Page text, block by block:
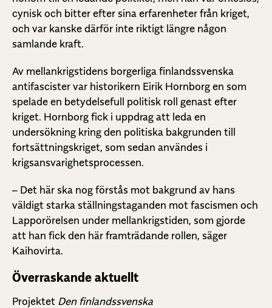
cynisk och bitter efter sina erfarenheter från kriget,
och var kanske därför inte riktigt längre någon
samlande kraft.
Av mellankrigstidens borgerliga finlandssvenska
antifascister var historikern Eirik Hornborg en som
spelade en betydelsefull politisk roll genast efter
kriget. Hornborg fick i uppdrag att leda en
undersökning kring den politiska bakgrunden till
fortsättningskriget, som sedan användes i
krigsansvarighetsprocessen.
– Det här ska nog förstås mot bakgrund av hans
väldigt starka ställningstaganden mot fascismen och
Lapporörelsen under mellankrigstiden, som gjorde
att han fick den här framträdande rollen, säger
Kaihovirta.
Överraskande aktuellt
Projektet Den finlandssvenska